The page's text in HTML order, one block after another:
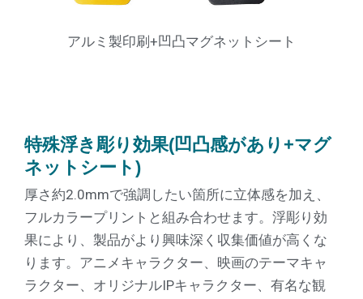
アルミ製印刷+凹凸マグネットシート
特殊浮き彫り効果(凹凸感があり+マグ
ネットシート)
厚さ約2.0mmで強調したい箇所に立体感を加え、
フルカラープリントと組み合わせます。浮彫り効
果により、製品がより興味深く収集価値が高くな
ります。アニメキャラクター、映画のテーマキャ
ラクター、オリジナルIPキャラクター、有名な観